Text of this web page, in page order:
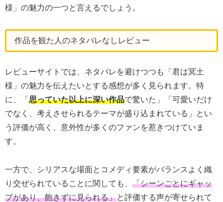
様」の魅力の一つと言えるでしょう。
作品を観た人のネタバレなしレビュー
レビューサイトでは、ネタバレを避けつつも「君は冥土
様」の魅力を伝えたいとする感想が多く見られます。特
に、「 思っていた以上に深い作品で驚いた」「可愛いだけ
でなく、考えさせられるテーマが盛り込まれている」とい
う評価が高く、意外性が多くのファンを惹きつけていま
す。
一方で、シリアスな場面とコメディ要素がバランスよく織
り交ぜられていることに関しても、 「シーンごとにギャッ
プがあり、飽きずに見られる」と評価する声が寄せられて